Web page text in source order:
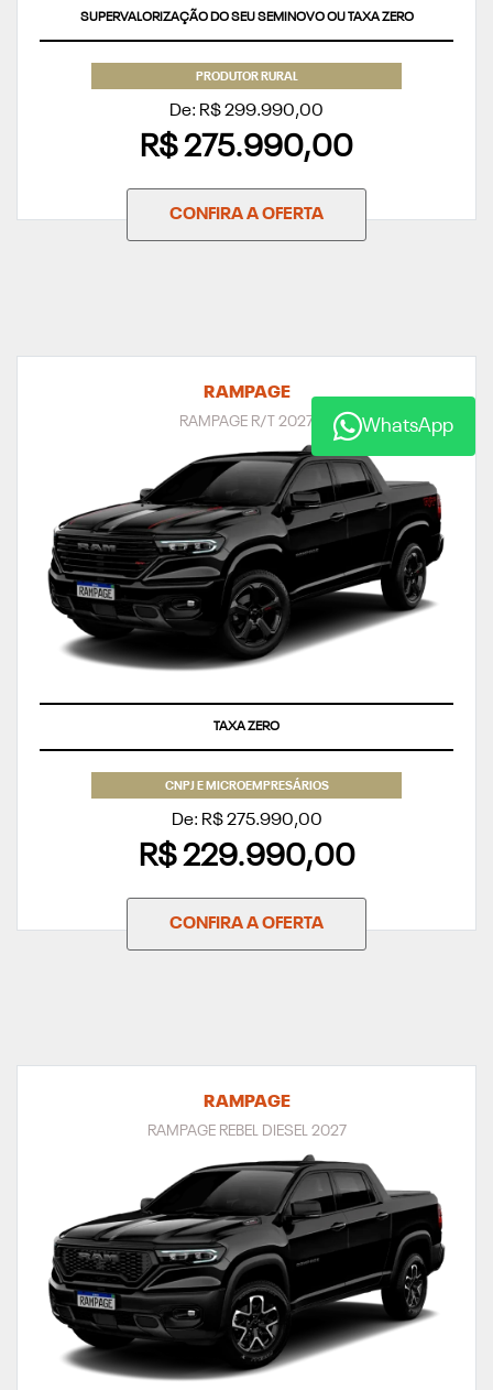
SUPERVALORIZAÇÃO DO SEU SEMINOVO OU TAXA ZERO
PRODUTOR RURAL
De: R$ 299.990,00
R$ 275.990,00
CONFIRA A OFERTA
RAMPAGE
RAMPAGE R/T 2027
TAXA ZERO
CNPJ E MICROEMPRESÁRIOS
De: R$ 275.990,00
R$ 229.990,00
CONFIRA A OFERTA
RAMPAGE
RAMPAGE REBEL DIESEL 2027
WhatsApp